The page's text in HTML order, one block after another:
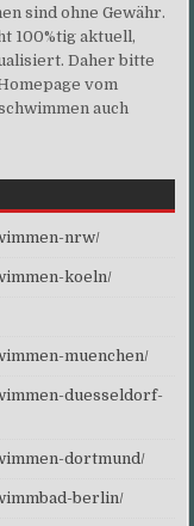
sind ohne Gewähr.
100%tig aktuell,
Daher bitte
vom
auch
nrw/
koeln/
muenchen/
duesseldorf-
dortmund/
berlin/